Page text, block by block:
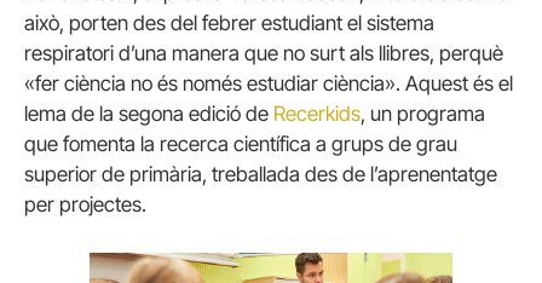
això, porten des del febrer estudiant el sistema
respiratori d’una manera que no surt als llibres, perquè
«fer ciència no és només estudiar ciència». Aquest és el
lema de la segona edició de Recerkids, un programa
que fomenta la recerca científica a grups de grau
superior de primària, treballada des de l’aprenentatge
per projectes.